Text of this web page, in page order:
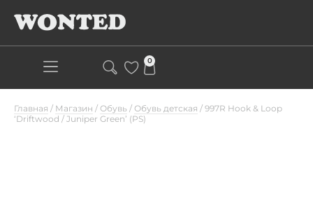
0
Главная / Магазин / Обувь / Обувь детская / 997R Hook & Loop
‘Driftwood / Juniper Green’ (PS)